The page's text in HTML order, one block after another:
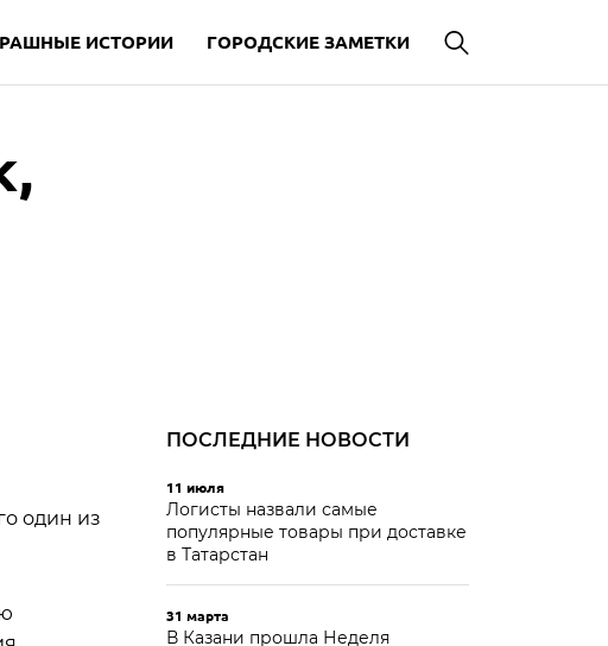
ИСТОРИИ ГОРОДСКИЕ ЗАМЕТКИ
один из
ПОСЛЕДНИЕ НОВОСТИ
11 июля
Логисты назвали самые
популярные товары при доставке
в Татарстан
31 марта
В Казани прошла Неделя